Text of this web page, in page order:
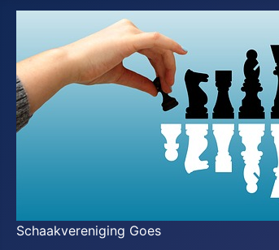
Schaakvereniging Goes